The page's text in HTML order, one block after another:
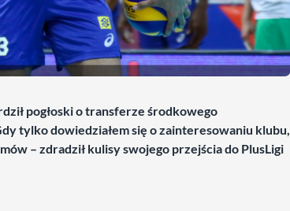
pogłoski o transferze środkowego
tylko dowiedziałem się o zainteresowaniu klubu,
– zdradził kulisy swojego przejścia do PlusLigi